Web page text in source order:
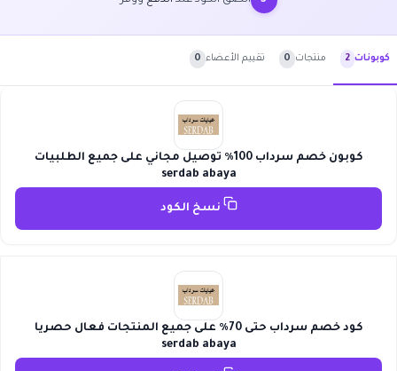
كوبونات 2 منتجات 0 تقييم الأعضاء 0
كوبون خصم سرداب 100٪ توصيل مجاني على جميع الطلبيات
serdab abaya
نسخ الكود
كود خصم سرداب حتى 70٪ على جميع المنتجات فعال حصريا
serdab abaya